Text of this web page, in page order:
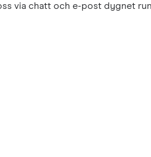
via chatt och e-post dygnet